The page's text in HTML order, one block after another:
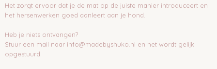
Het zorgt ervoor dat je de mat op de juiste manier introduceert en
het hersenwerken goed aanleert aan je hond.
Heb je niets ontvangen?
Stuur een mail naar info@madebyshuko.nl en het wordt gelijk
opgestuurd.